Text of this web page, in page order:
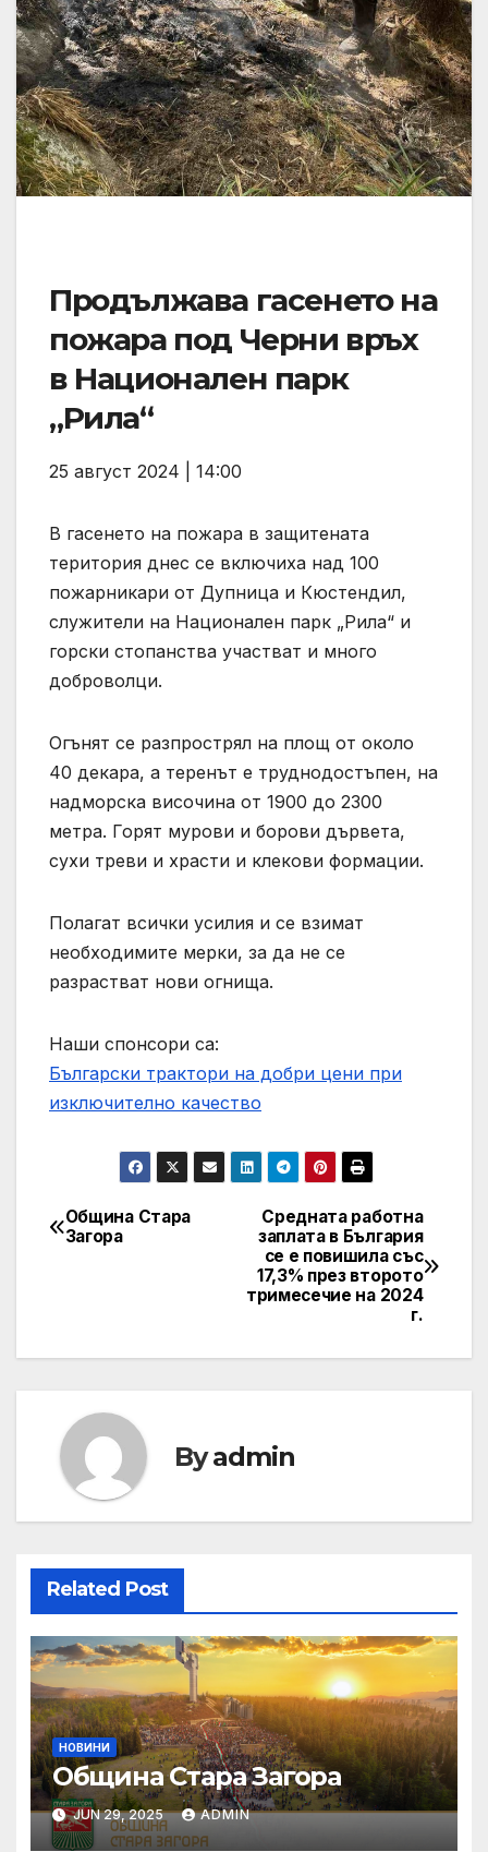
Продължава гасенето на
пожара под Черни връх
в Национален парк
„Рила“
25 август 2024 | 14:00
В гасенето на пожара в защитената
територия днес се включиха над 100
пожарникари от Дупница и Кюстендил,
служители на Национален парк „Рила“ и
горски стопанства участват и много
доброволци.
Огънят се разпрострял на площ от около
40 декара, а теренът е труднодостъпен, на
надморска височина от 1900 до 2300
метра. Горят мурови и борови дървета,
сухи треви и храсти и клекови формации.
Полагат всички усилия и се взимат
необходимите мерки, за да не се
разрастват нови огнища.
Наши спонсори са:
Български трактори на добри цени при
изключително качество
Post
Средната работна
заплата в България
се е повишила със
17,3% през второто
тримесечие на 2024
г.
Община Стара
Загора
Byadmin
Related Post
НОВИНИ
Община Стара Загора
JUN 29, 2025 ADMIN